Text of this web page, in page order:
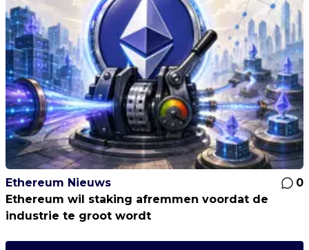
Ethereum Nieuws
0
Ethereum wil staking afremmen voordat de
industrie te groot wordt